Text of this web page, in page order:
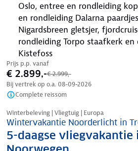
Oslo, entree en rondleiding
en rondleiding Dalarna
Nigardsbreen gletsjer,
rondleiding Torpo staafkerk
Kistefoss
Prijs p.p. vanaf
€ 2.899,-€ 2.999,-
Bij vertrek op o.a. 08-09-2026
Complete reissom
Winterbeleving | Vliegtuig | Europa
Wintervakantie Noorderlicht in
5-daagse vliegvakantie